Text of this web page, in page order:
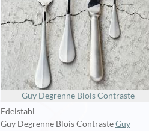
Guy Degrenne Blois Contraste
Edelstahl
Guy Degrenne Blois ContrasteGuy